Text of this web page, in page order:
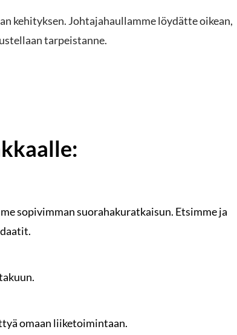
kehityksen. Johtajahaullamme löydätte oikean,
tarpeistanne.
sopivimman suorahakuratkaisun. Etsimme ja
omaan liiketoimintaan.